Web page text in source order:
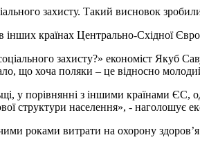
захисту. Такий висновок
інших країнах Центрально-Східної
захисту?» економіст Якуб
що хоча поляки – це відносно
у порівнянні з іншими країнами ЄС,
структури населення», - наголошує
роками витрати на охорону